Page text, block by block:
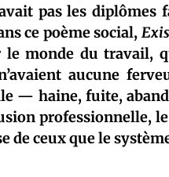
pas les diplômes
ce poème social,
le monde du travail,
aucune
— haine, fuite,
professionnelle,
ceux que le